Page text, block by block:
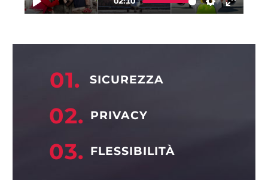
01. SICUREZZA
02. PRIVACY
03. FLESSIBILITÀ